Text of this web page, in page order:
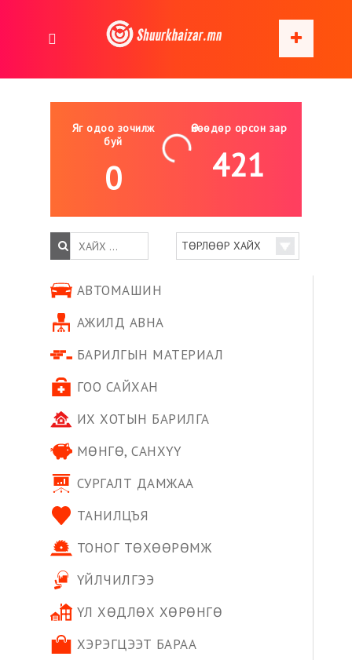
Яг одоо зочилж
буй
0
Өнөөдөр орсон зар
421
АВТОМАШИН
АЖИЛД АВНА
БАРИЛГЫН МАТЕРИАЛ
ГОО САЙХАН
ИХ ХОТЫН БАРИЛГА
МӨНГӨ, САНХҮҮ
СУРГАЛТ ДАМЖАА
ТАНИЛЦЪЯ
ТОНОГ ТӨХӨӨРӨМЖ
ҮЙЛЧИЛГЭЭ
ҮЛ ХӨДЛӨХ ХӨРӨНГӨ
ХЭРЭГЦЭЭТ БАРАА